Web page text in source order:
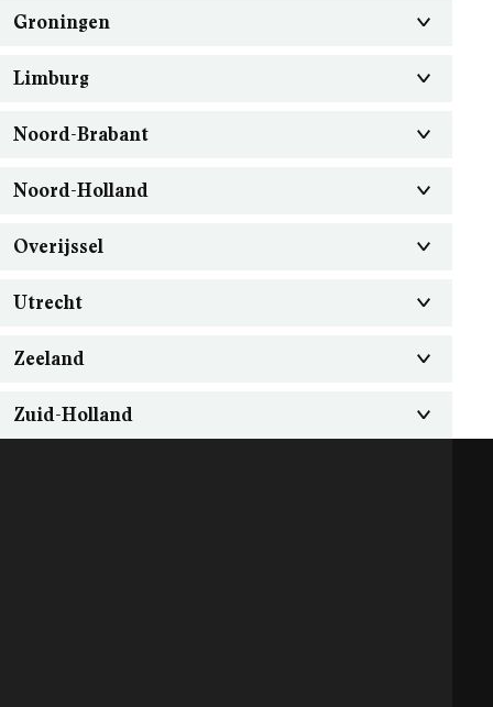
Groningen
Limburg
Noord-Brabant
Noord-Holland
Overijssel
Utrecht
Zeeland
Zuid-Holland